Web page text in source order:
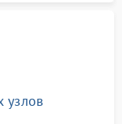
узлов